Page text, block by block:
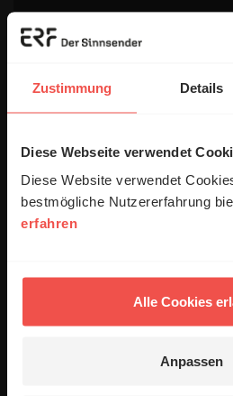
Zustimmung Details
Diese Webseite verwendet
Diese Website verwendet
bestmögliche Nutzererfahrung
erfahren
Alle Cookies
Anpassen
Verbesserung unseres
Ihrer Daten an Dritte.
Datenschutzerklärung .
Veröffentlichung besteht nicht. Bitte
Schreiben Ihres Kommentars unsere